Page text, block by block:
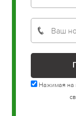
Нажимая на